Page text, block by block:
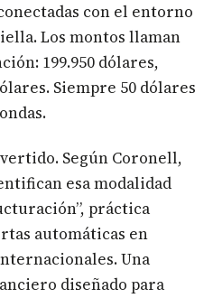
con el entorno
Los montos llaman
199.950 dólares,
Siempre 50 dólares
Según Coronell,
esa modalidad
práctica
automáticas en
Una
diseñado para